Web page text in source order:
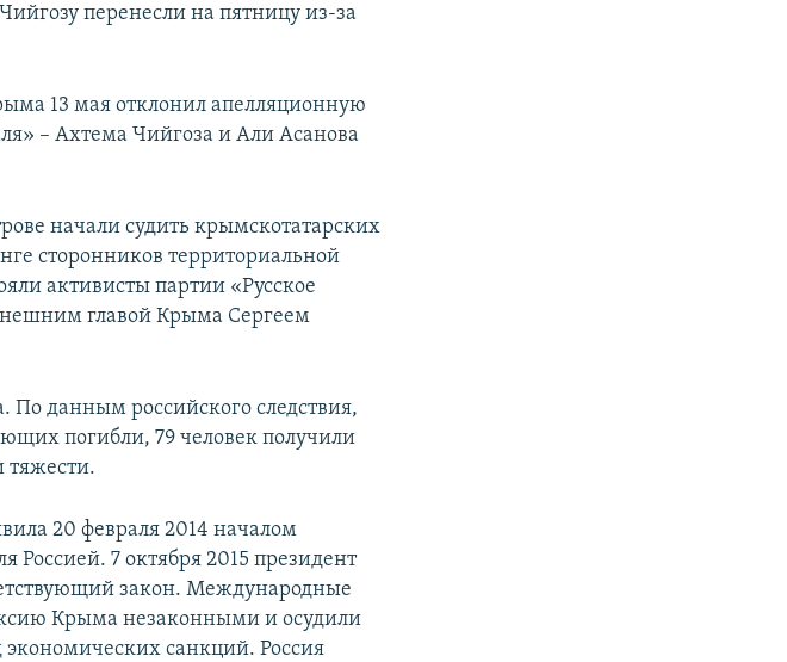
перенесли на пятницу из-за
13 мая отклонил апелляционную
– Ахтема Чийгоза и Али Асанова
начали судить крымскотатарских
сторонников территориальной
активисты партии «Русское
главой Крыма Сергеем
По данным российского следствия,
погибли, 79 человек получили
тяжести.
20 февраля 2014 началом
7 октября 2015 президент
закон. Международные
Крыма незаконными и осудили
санкций. Россия